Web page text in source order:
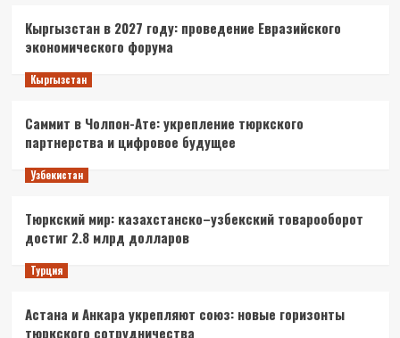
Кыргызстан в 2027 году: проведение Евразийского
экономического форума
Кыргызстан
Саммит в Чолпон-Ате: укрепление тюркского
партнерства и цифровое будущее
Узбекистан
Тюркский мир: казахстанско–узбекский товарооборот
достиг 2.8 млрд долларов
Турция
Астана и Анкара укрепляют союз: новые горизонты
тюркского сотрудничества